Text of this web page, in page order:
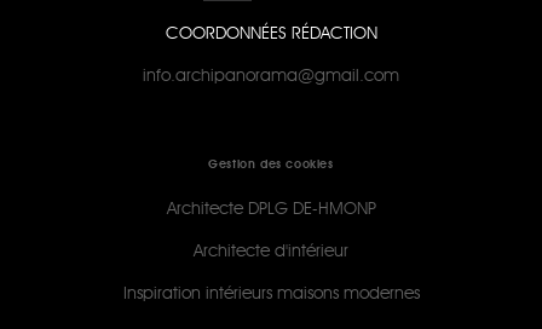
COORDONNÉES RÉDACTION
info.archipanorama@gmail.com
Gestion des cookies
Architecte DPLG DE-HMONP
Architecte d'intérieur
Inspiration intérieurs maisons modernes